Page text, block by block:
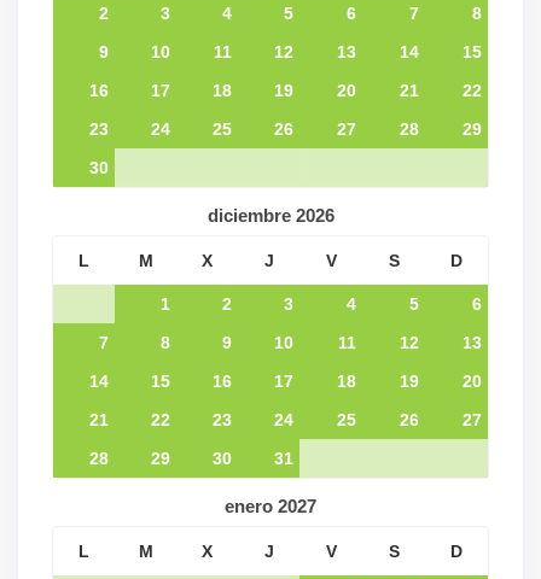
2
3 4 5 6 7
8
9
10 11 12 13 14
15
16
17 18 19 20 21
22
23
24 25 26 27 28
29
30
diciembre 2026
L M X J V S D
1 2 3 4 5
6
7
8 9 10 11 12
13
14
15 16 17 18 19
20
21
22 23 24 25 26
27
28
29 30 31
enero 2027
L M X J V S D